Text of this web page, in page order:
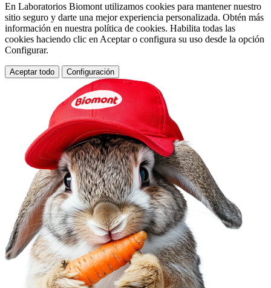
En Laboratorios Biomont utilizamos cookies para mantener nuestro
sitio seguro y darte una mejor experiencia personalizada. Obtén más
información en nuestra política de cookies. Habilita todas las
cookies haciendo clic en Aceptar o configura su uso desde la opción
Configurar.
Aceptar todo Configuración